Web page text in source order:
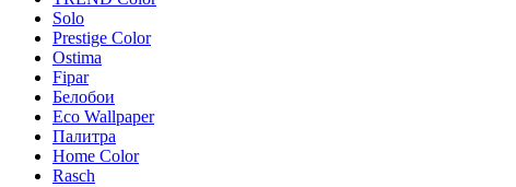
Solo
Prestige Color
Ostima
Fipar
Белобои
Eco Wallpaper
Палитра
Home Color
Rasch